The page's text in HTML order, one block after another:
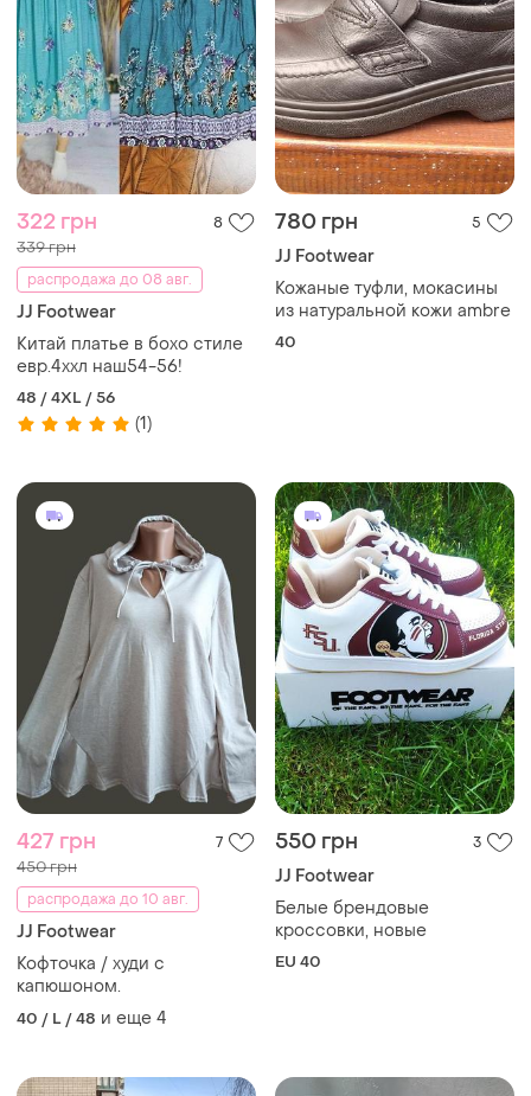
322 грн 8
339 грн
распродажа до 08 авг.
JJ Footwear
Китай платье в бохо стиле
евр.4ххл наш54-56!
48 / 4XL / 56
(1)
780 грн 5
JJ Footwear
Кожаные туфли, мокасины
из натуральной кожи ambre
40
427 грн 7
450 грн
распродажа до 10 авг.
JJ Footwear
Кофточка / худи с
капюшоном.
40 / L / 48 и еще 4
550 грн 3
JJ Footwear
Белые брендовые
кроссовки, новые
EU 40